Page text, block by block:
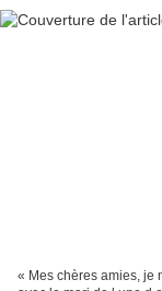
« Mes chères amies, je